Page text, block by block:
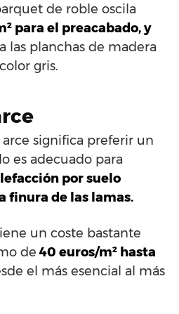
de roble oscila
para el preacabado, y
las planchas de madera
gris.
significa preferir un
es adecuado para
por suelo
finura de las lamas.
un coste bastante
de 40 euros/m² hasta
el más esencial al más